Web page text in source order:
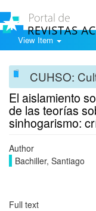
View Item
CUHSO:
El aislamiento
de las teorías
sinhogarismo:
Author
Bachiller, Santiago
Full text